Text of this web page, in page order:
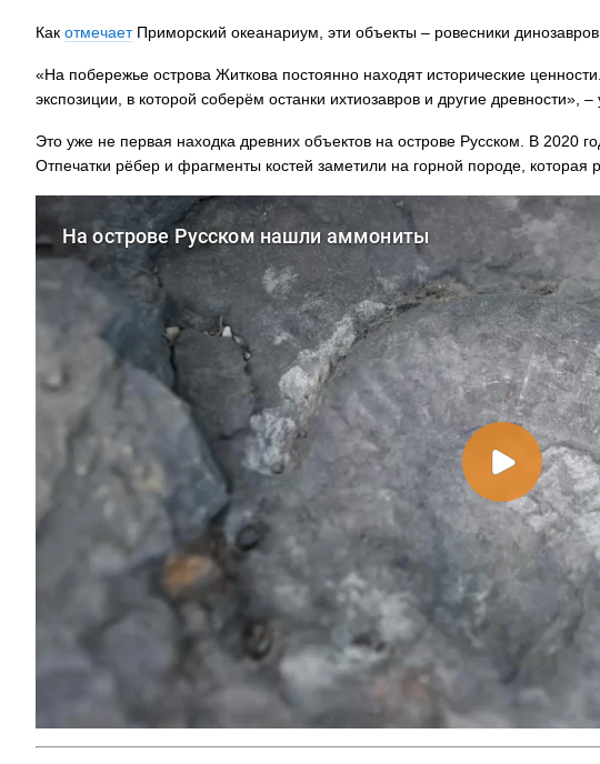
Как отмечаетПриморский океанариум, эти объекты – ровесники
«На побережье острова Житкова постоянно находят исторические
экспозиции, в которой соберём останки ихтиозавров и другие древности», –
Это уже не первая находка древних объектов на острове Русском. В 2020
Отпечатки рёбер и фрагменты костей заметили на горной породе, которая